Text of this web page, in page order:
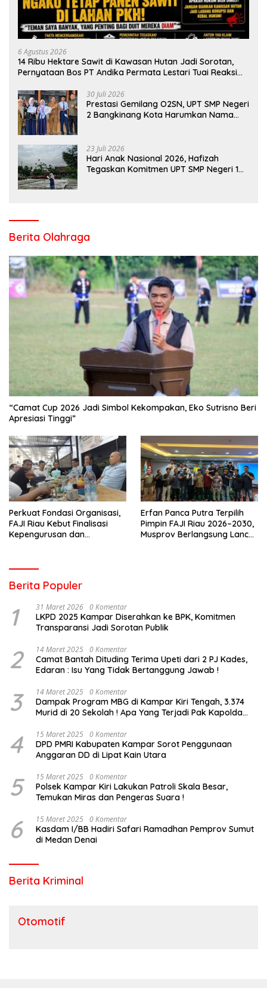
6 Agustus 2026
14 Ribu Hektare Sawit di Kawasan Hutan Jadi Sorotan,
Pernyataan Bos PT Andika Permata Lestari Tuai Reaksi
30 Juli 2026
Prestasi Gemilang O2SN, UPT SMP Negeri
2 Bangkinang Kota Harumkan Nama
23 Juli 2026
Hari Anak Nasional 2026, Hafizah
Tegaskan Komitmen UPT SMP Negeri 1
Berita Olahraga
“Camat Cup 2026 Jadi Simbol Kekompakan, Eko Sutrisno Beri
Apresiasi Tinggi”
Perkuat Fondasi Organisasi,
FAJI Riau Kebut Finalisasi
Kepengurusan dan
Erfan Panca Putra Terpilih
Pimpin FAJI Riau 2026–2030,
Musprov Berlangsung Lancar
Berita Populer
1 31 Maret 2026 0 Komentar
LKPD 2025 Kampar Diserahkan ke BPK, Komitmen
Transparansi Jadi Sorotan Publik
2 14 Maret 2025 0 Komentar
Camat Bantah Dituding Terima Upeti dari 2 PJ Kades,
Edaran : Isu Yang Tidak Bertanggung Jawab !
3 14 Maret 2025 0 Komentar
Dampak Program MBG di Kampar Kiri Tengah, 3.374
Murid di 20 Sekolah ! Apa Yang Terjadi Pak Kapolda
4 15 Maret 2025 0 Komentar
DPD PMRI Kabupaten Kampar Sorot Penggunaan
Anggaran DD di Lipat Kain Utara
5 15 Maret 2025 0 Komentar
Polsek Kampar Kiri Lakukan Patroli Skala Besar,
Temukan Miras dan Pengeras Suara !
6 15 Maret 2025 0 Komentar
Kasdam I/BB Hadiri Safari Ramadhan Pemprov Sumut
di Medan Denai
Berita Kriminal
Otomotif